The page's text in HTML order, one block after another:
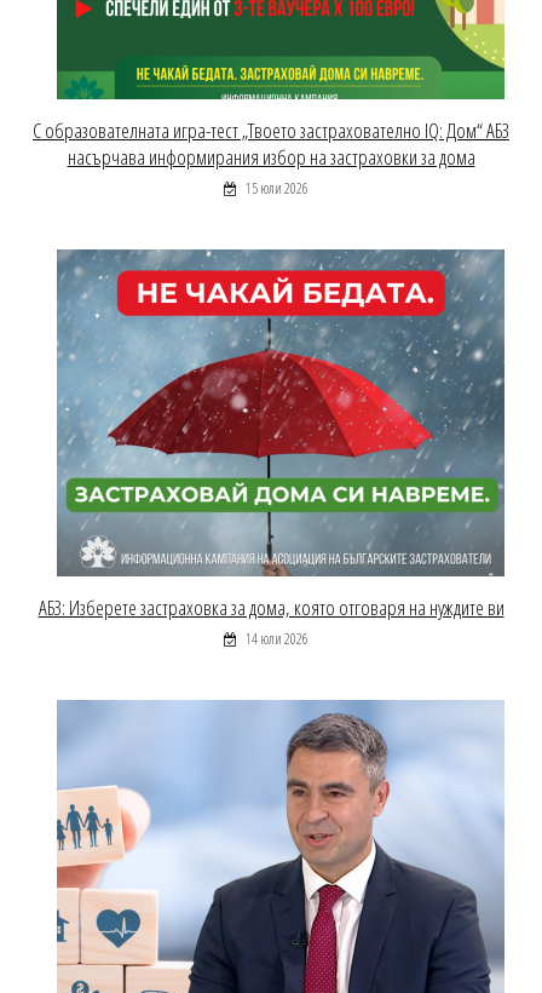
С образователната игра-тест „Твоето застрахователно IQ: Дом“ АБЗ
насърчава информирания избор на застраховки за дома
15 юли 2026
АБЗ: Изберете застраховка за дома, която отговаря на нуждите ви
14 юли 2026